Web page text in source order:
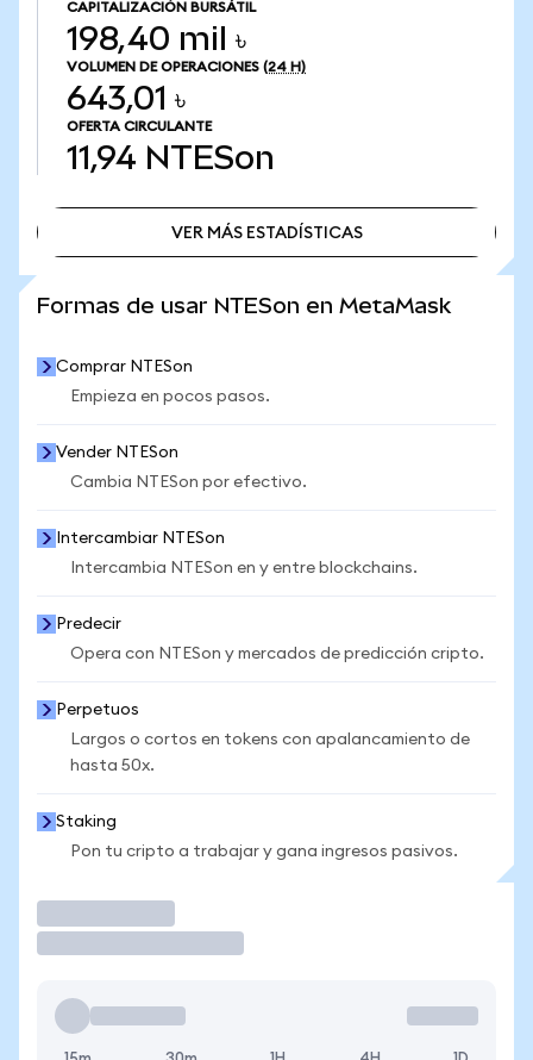
CAPITALIZACIÓN BURSÁTIL
198,40 mil ৳
VOLUMEN DE OPERACIONES (24 H)
643,01 ৳
OFERTA CIRCULANTE
11,94 NTESon
VER MÁS ESTADÍSTICAS
Formas de usar NTESon en MetaMask
Comprar NTESon
Empieza en pocos pasos.
Vender NTESon
Cambia NTESon por efectivo.
Intercambiar NTESon
Intercambia NTESon en y entre blockchains.
Predecir
Opera con NTESon y mercados de predicción cripto.
Perpetuos
Largos o cortos en tokens con apalancamiento de
hasta 50x.
Staking
Pon tu cripto a trabajar y gana ingresos pasivos.